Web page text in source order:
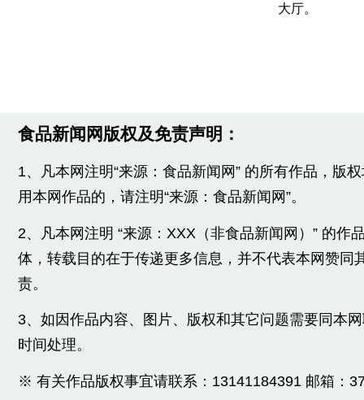
大厅。
食品新闻网版权及免责声明：
1、凡本网注明“来源：食品新闻网” 的所有作品，版
用本网作品的，请注明“来源：食品新闻网”。
2、凡本网注明 “来源：XXX（非食品新闻网）” 的作
体，转载目的在于传递更多信息，并不代表本网赞同
责。
3、如因作品内容、图片、版权和其它问题需要同本
时间处理。
※ 有关作品版权事宜请联系：13141184391 邮箱：